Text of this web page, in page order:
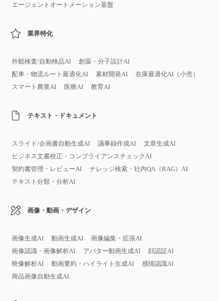
エージェントオートメーション基盤
業界特化
外観検査/自動検品AI
創薬・分子設計AI
配車・物流ルート最適化AI
素材開発AI
在庫最適化AI（小売）
スマート農業AI
医療AI 教育AI
テキスト・ドキュメント
スライド/企画書自動生成AI 議事録作成AI
文章生成AI
ビジネス文書校正・コンプライアンスチェックAI
契約書管理・レビューAI
ナレッジ検索・社内QA（RAG）AI
テキスト分類・分析AI
画像・動画・デザイン
画像生成AI 動画生成AI
画像編集・拡張AI
画像認識・画像解析AI
アバター動画生成AI
顔認証AI
映像解析AI
動画要約・ハイライト生成AI
感情認識AI
商品画像自動生成AI